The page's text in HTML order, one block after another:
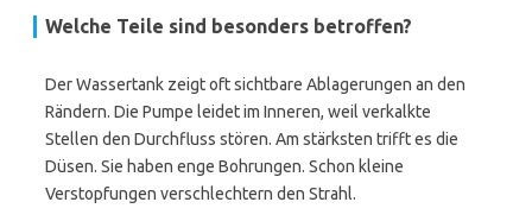
Welche Teile sind besonders betroffen?
Der Wassertank zeigt oft sichtbare Ablagerungen an den
Rändern. Die Pumpe leidet im Inneren, weil verkalkte
Stellen den Durchfluss stören. Am stärksten trifft es die
Düsen. Sie haben enge Bohrungen. Schon kleine
Verstopfungen verschlechtern den Strahl.